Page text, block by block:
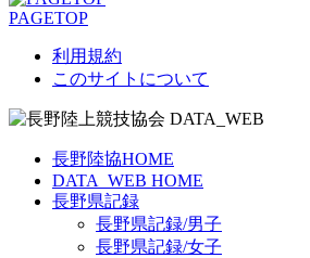
PAGETOP
利用規約
このサイトについて
長野陸協HOME
DATA_WEB HOME
長野県記録
長野県記録/男子
長野県記録/女子